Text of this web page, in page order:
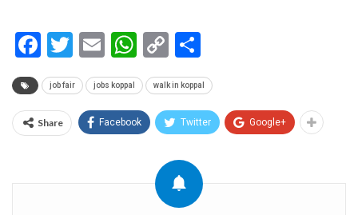
Facebook
Twitter
EmailWhatsApp
Copy
Link
job fair jobs koppal walk in koppal
Share Facebook Twitter Google+